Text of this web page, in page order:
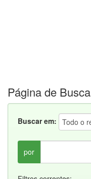
Página de Busca
Buscar em:
por